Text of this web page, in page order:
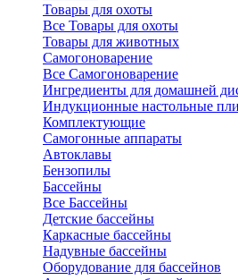
Товары для охоты
Все Товары для охоты
Товары для животных
Самогоноварение
Все Самогоноварение
Ингредиенты для домашней
Индукционные настольные
Комплектующие
Самогонные аппараты
Автоклавы
Бензопилы
Бассейны
Все Бассейны
Детские бассейны
Каркасные бассейны
Надувные бассейны
Оборудование для бассейнов